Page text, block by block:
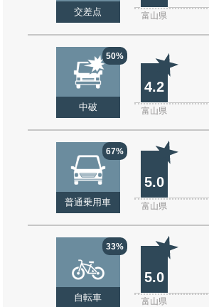
交差点 富山県
50%
中破
4.2
富山県
67%
普通乗用車
5.0
富山県
33%
自転車
5.0
富山県